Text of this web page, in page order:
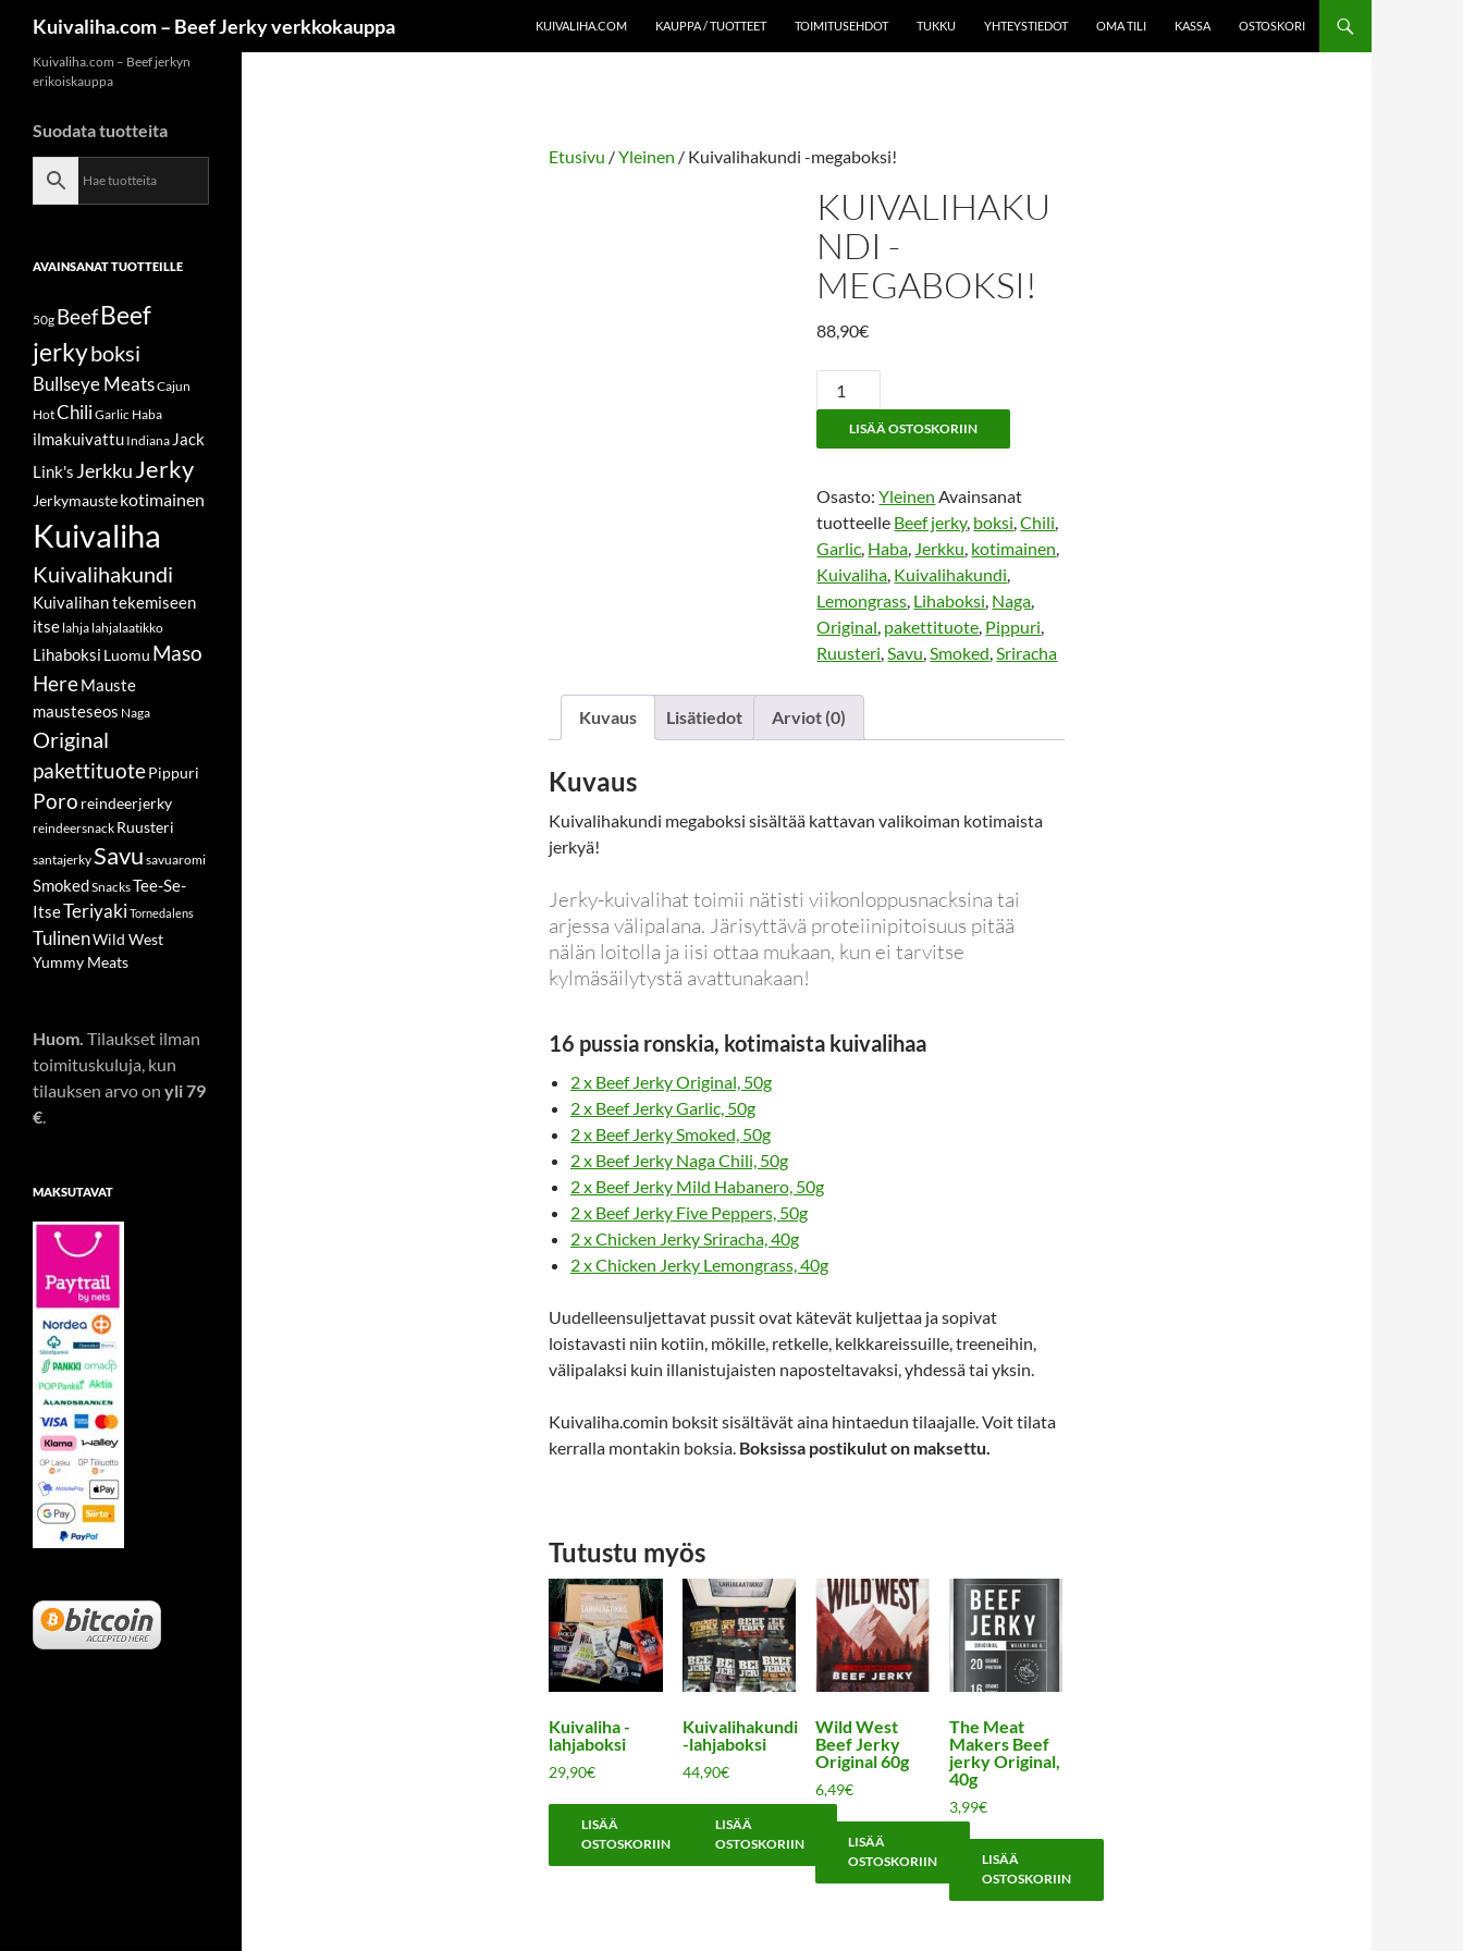
sisältöönKuivaliha.com – Beef Jerky verkkokauppa KUIVALIHA.COM KAUPPA / TUOTTEET TOIMITUSEHDOT TUKKU YHTEYSTIEDOT OMA TILI KASSA OSTOSKORI
Etusivu /Yleinen / Kuivalihakundi -megaboksi!
KUIVALIHAKU
NDI -
MEGABOKSI!
88,90€
Kuivalihakundi
-
megaboksi!
LISÄÄ OSTOSKORIIN
Osasto:Yleinen Avainsanat
tuotteelle Beef jerky, boksi,Chili,
Garlic, Haba, Jerkku, kotimainen,
Kuivaliha, Kuivalihakundi,
Lemongrass, Lihaboksi, Naga,
Original, pakettituote, Pippuri,
Ruusteri,Savu,Smoked,Sriracha
Kuvaus Lisätiedot Arviot (0)
Kuvaus
Kuivalihakundi megaboksi sisältää kattavan valikoiman kotimaista
jerkyä!
Jerky-kuivalihat toimii nätisti viikonloppusnacksina tai
arjessa välipalana. Järisyttävä proteiinipitoisuus pitää
nälän loitolla ja iisi ottaa mukaan, kun ei tarvitse
kylmäsäilytystä avattunakaan!
16 pussia ronskia, kotimaista kuivalihaa
2 x Beef Jerky Original, 50g
2 x Beef Jerky Garlic, 50g
2 x Beef Jerky Smoked, 50g
2 x Beef Jerky Naga Chili, 50g
2 x Beef Jerky Mild Habanero, 50g
2 x Beef Jerky Five Peppers, 50g
2 x Chicken Jerky Sriracha, 40g
2 x Chicken Jerky Lemongrass, 40g
Uudelleensuljettavat pussit ovat kätevät kuljettaa ja sopivat
loistavasti niin kotiin, mökille, retkelle, kelkkareissuille, treeneihin,
välipalaksi kuin illanistujaisten naposteltavaksi, yhdessä tai yksin.
Kuivaliha.comin boksit sisältävät aina hintaedun tilaajalle. Voit tilata
kerralla montakin boksia. Boksissa postikulut on maksettu.
Tutustu myös
Kuivaliha -
lahjaboksi
29,90€
LISÄÄ
OSTOSKORIIN
Kuivalihakundi
-lahjaboksi
44,90€
LISÄÄ
OSTOSKORIIN
Wild West
Beef Jerky
Original 60g
6,49€
LISÄÄ
OSTOSKORIIN
The Meat
Makers Beef
jerky Original,
40g
3,99€
LISÄÄ
OSTOSKORIIN
Kuivaliha.com – Beef jerkyn
erikoiskauppa
Suodata tuotteita
AVAINSANAT TUOTTEILLE
50g BeefBeef
jerkyboksi
Bullseye MeatsCajun
HotChiliGarlic Haba
ilmakuivattu Indiana Jack
Link's JerkkuJerky
Jerkymaustekotimainen
Kuivaliha
Kuivalihakundi
Kuivalihan tekemiseen
itse lahja lahjalaatikko
Lihaboksi Luomu Maso
HereMauste
mausteseos Naga
Original
pakettituotePippuri
Poro reindeerjerky
reindeersnack Ruusteri
santajerkySavu savuaromi
SmokedSnacksTee-Se-
ItseTeriyakiTornedalens
TulinenWild West
Yummy Meats
Huom. Tilaukset ilman
toimituskuluja, kun
tilauksen arvo on yli 79
€.
MAKSUTAVAT